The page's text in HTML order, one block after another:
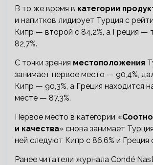
В то же время в категории
и напитков лидирует Турция с
Кипр — второй с 84,2%, а Греция —
82,7%.
С точки зрения местоположения
занимает первое место — 90,4%,
Кипр — 90,3%, а Греция находится
месте — 87,3%.
Первое место в категории «
и качества» снова занимает
ней следуют Кипр с 86,6% и Греция
Ранее читатели журнала Condé